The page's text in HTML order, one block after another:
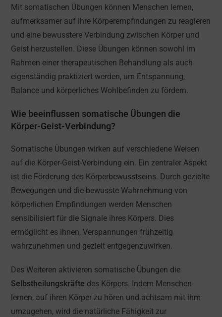
Mit somatischen Übungen können Menschen lernen,
aufmerksamer auf ihre Körperempfindungen zu reagieren
und eine bewusstere Verbindung zwischen Körper und
Geist herzustellen. Diese Übungen können sowohl im
Rahmen einer therapeutischen Behandlung als auch
eigenständig praktiziert werden, um Entspannung,
Balance und körperliches Wohlbefinden zu fördern.
Wie beeinflussen somatische Übungen die
Körper-Geist-Verbindung?
Somatische Übungen wirken auf verschiedene Weisen
auf die Körper-Geist-Verbindung ein. Ein zentraler Aspekt
ist die Förderung des Körperbewusstseins. Durch gezielte
Bewegungen und die bewusste Wahrnehmung von
körperlichen Empfindungen werden Menschen
sensibilisiert für die Signale ihres Körpers. Dies
ermöglicht es ihnen, Verspannungen frühzeitig
wahrzunehmen und gezielt entgegenzuwirken.
Des Weiteren aktivieren somatische Übungen die
Selbstheilungskräfte des Körpers. Indem Menschen
lernen, auf ihren Körper zu hören und achtsam mit ihm
umzugehen, wird die natürliche Fähigkeit zur